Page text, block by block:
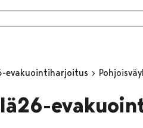
evakuointiharjoitus